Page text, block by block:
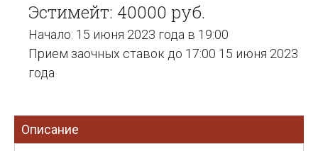
Эстимейт: 40000 руб.
Начало: 15 июня 2023 года в 19:00
Прием заочных ставок до 17:00 15 июня 2023
года
Описание